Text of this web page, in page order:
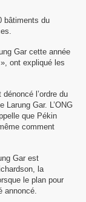
bâtiments du
Gar cette année
ont expliqué les
l’ordre du
Gar. L’ONG
que Pékin
comment
Gar est
la
le plan pour
annoncé.